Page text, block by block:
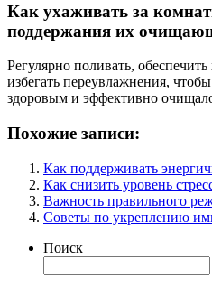
Как ухаживать за
поддержания их
Регулярно поливать,
избегать переувлажнения,
здоровым и эффективно
Похожие записи:
Как поддерживать
Как снизить уровень
Важность правильного
Советы по укреплению
Поиск